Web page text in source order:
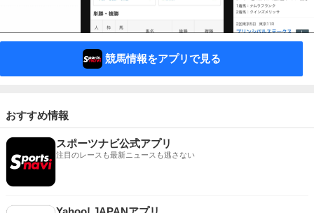
競馬情報をアプリで見る
おすすめ情報
スポーツナビ公式アプリ
注目のレースも最新ニュースも逃さない